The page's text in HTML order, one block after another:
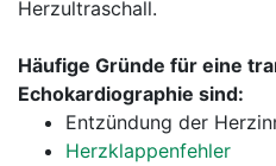
Herzultraschall.
Häufige Gründe für eine
Echokardiographie sind:
Entzündung der
Herzklappenfehler